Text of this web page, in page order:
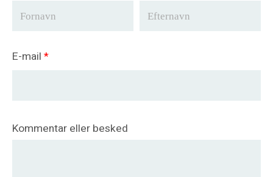
E-mail *
Kommentar eller besked